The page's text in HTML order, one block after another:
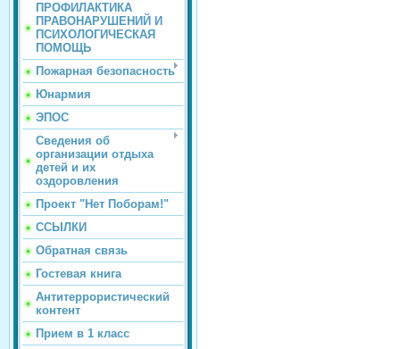
ПРОФИЛАКТИКА
ПРАВОНАРУШЕНИЙ И
ПСИХОЛОГИЧЕСКАЯ
ПОМОЩЬ
Пожарная безопасность
Юнармия
ЭПОС
Сведения об
организации отдыха
детей и их
оздоровления
Проект "Нет Поборам!"
ССЫЛКИ
Обратная связь
Гостевая книга
Антитеррористический
контент
Прием в 1 класс